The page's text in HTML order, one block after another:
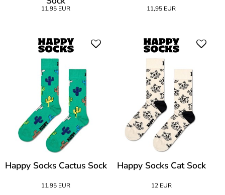
11,95 EUR 11,95 EUR
Happy Socks Cactus Sock
11,95 EUR
Happy Socks Cat Sock
12 EUR